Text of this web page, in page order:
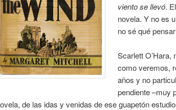
viento se llevó.
novela. Y no es
no sé qué
Scarlett O’Hara,
como veremos,
años y no
pendiente –muy
de las idas y venidas de ese guapetón